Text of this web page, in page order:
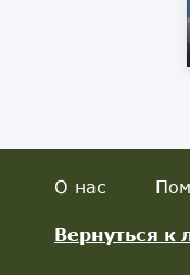
О нас
Вернуться к